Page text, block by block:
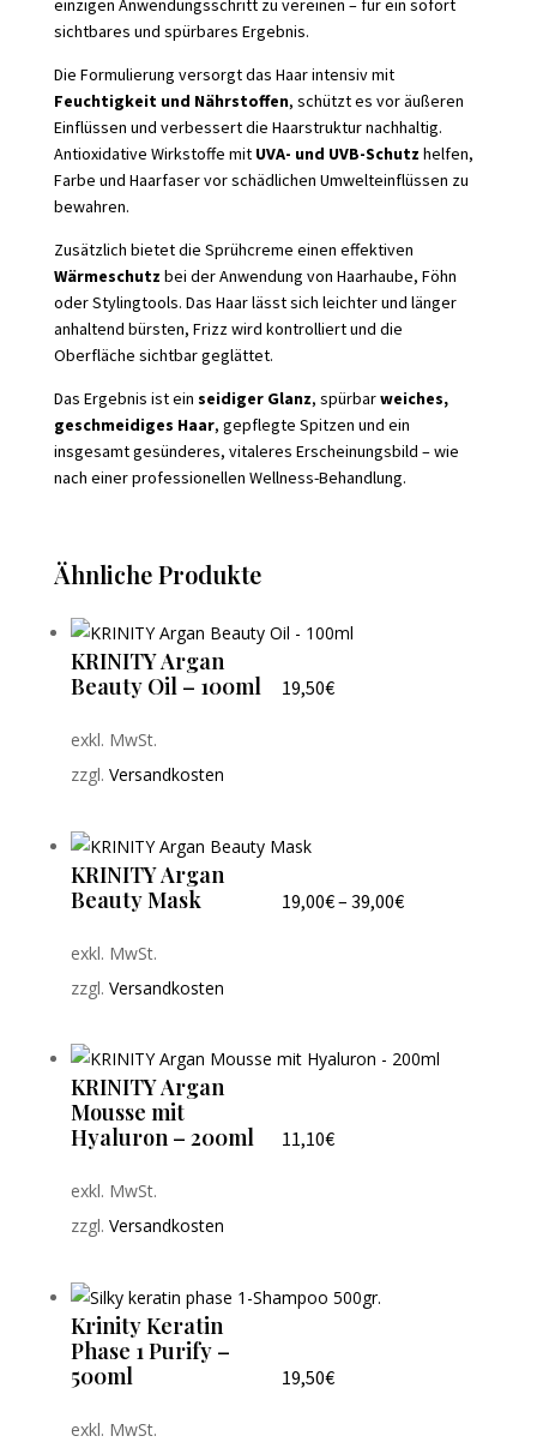
einzigen Anwendungsschritt zu vereinen – für ein sofort
sichtbares und spürbares Ergebnis.
Die Formulierung versorgt das Haar intensiv mit
Feuchtigkeit und Nährstoffen, schützt es vor äußeren
Einflüssen und verbessert die Haarstruktur nachhaltig.
Antioxidative Wirkstoffe mit UVA- und UVB-Schutz helfen,
Farbe und Haarfaser vor schädlichen Umwelteinflüssen zu
bewahren.
Zusätzlich bietet die Sprühcreme einen effektiven
Wärmeschutz bei der Anwendung von Haarhaube, Föhn
oder Stylingtools. Das Haar lässt sich leichter und länger
anhaltend bürsten, Frizz wird kontrolliert und die
Oberfläche sichtbar geglättet.
Das Ergebnis ist ein seidiger Glanz, spürbarweiches,
geschmeidiges Haar, gepflegte Spitzen und ein
insgesamt gesünderes, vitaleres Erscheinungsbild – wie
nach einer professionellen Wellness-Behandlung.
Ähnliche Produkte
KRINITY Argan
Beauty Oil – 100ml
19,50€
exkl. MwSt.
zzgl. Versandkosten
KRINITY Argan
Beauty Mask
19,00€– 39,00€
exkl. MwSt.
zzgl. Versandkosten
KRINITY Argan
Mousse mit
Hyaluron – 200ml
11,10€
exkl. MwSt.
zzgl. Versandkosten
Krinity Keratin
Phase 1 Purify –
500ml
19,50€
exkl. MwSt.